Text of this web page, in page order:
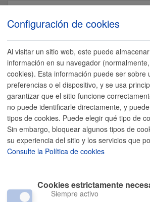
Home
Trámites y Servicios
Ciudad
Ayuntamiento
Turismo
Home / Oferta empleo / Etxegintza
Etxegintza
Configuración de cookies
Al visitar un sitio web, este puede
información en su navegador
cookies). Esta información puede ser sobre
preferencias o el dispositivo, y se usa
garantizar que el sitio funcione
no puede identificarle directamente, y
tipos de cookies. Puede elegir qué tipo de
Sin embargo, bloquear algunos tipos de
su experiencia del sitio y los servicios que
Consulte la Política de cookies
Cookies estrictamente
Siempre activo